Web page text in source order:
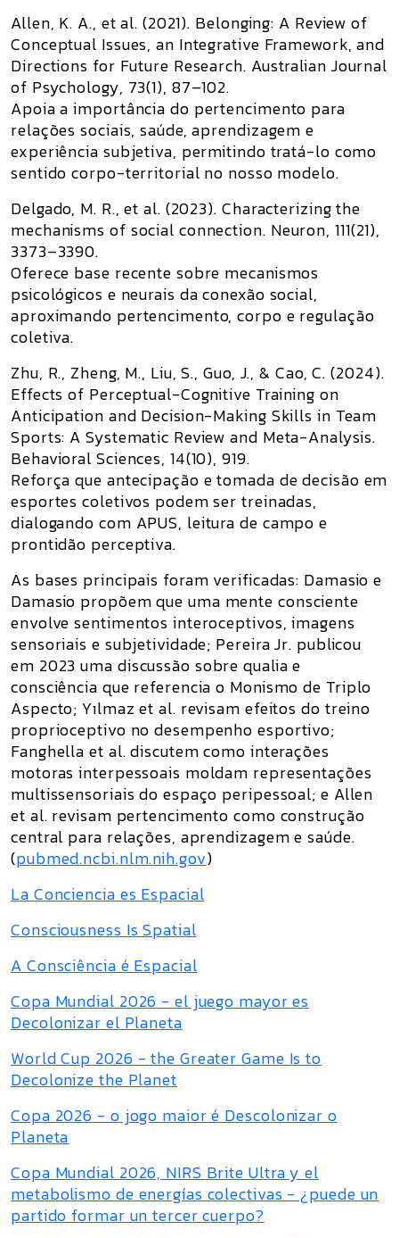
Allen, K. A., et al. (2021). Belonging: A Review of
Conceptual Issues, an Integrative Framework, and
Directions for Future Research. Australian Journal
of Psychology, 73(1), 87–102.
Apoia a importância do pertencimento para
relações sociais, saúde, aprendizagem e
experiência subjetiva, permitindo tratá-lo como
sentido corpo-territorial no nosso modelo.
Delgado, M. R., et al. (2023). Characterizing the
mechanisms of social connection. Neuron, 111(21),
3373–3390.
Oferece base recente sobre mecanismos
psicológicos e neurais da conexão social,
aproximando pertencimento, corpo e regulação
coletiva.
Zhu, R., Zheng, M., Liu, S., Guo, J., & Cao, C. (2024).
Effects of Perceptual-Cognitive Training on
Anticipation and Decision-Making Skills in Team
Sports: A Systematic Review and Meta-Analysis.
Behavioral Sciences, 14(10), 919.
Reforça que antecipação e tomada de decisão em
esportes coletivos podem ser treinadas,
dialogando com APUS, leitura de campo e
prontidão perceptiva.
As bases principais foram verificadas: Damasio e
Damasio propõem que uma mente consciente
envolve sentimentos interoceptivos, imagens
sensoriais e subjetividade; Pereira Jr. publicou
em 2023 uma discussão sobre qualia e
consciência que referencia o Monismo de Triplo
Aspecto; Yılmaz et al. revisam efeitos do treino
proprioceptivo no desempenho esportivo;
Fanghella et al. discutem como interações
motoras interpessoais moldam representações
multissensoriais do espaço peripessoal; e Allen
et al. revisam pertencimento como construção
central para relações, aprendizagem e saúde.
(pubmed.ncbi.nlm.nih.gov)
La Conciencia es Espacial
Consciousness Is Spatial
A Consciência é Espacial
Copa Mundial 2026 - el juego mayor es
Decolonizar el Planeta
World Cup 2026 - the Greater Game Is to
Decolonize the Planet
Copa 2026 - o jogo maior é Descolonizar o
Planeta
Copa Mundial 2026, NIRS Brite Ultra y el
metabolismo de energías colectivas - ¿puede un
partido formar un tercer cuerpo?